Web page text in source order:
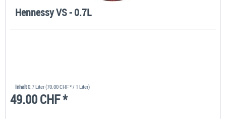
Hennessy VS - 0.7L
Inhalt0.7 Liter(70.00 CHF * / 1 Liter)
49.00 CHF *